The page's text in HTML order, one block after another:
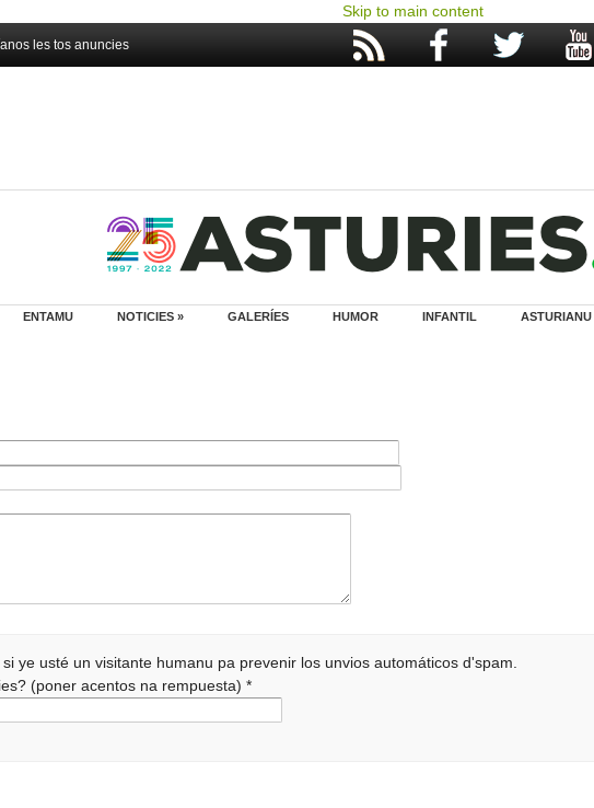
Skip to main content
les tos anuncies
ENTAMU NOTICIES » GALERÍES HUMOR INFANTIL ASTURIANU
ye usté un visitante humanu pa prevenir los unvios automáticos d'spam.
(poner acentos na rempuesta)*